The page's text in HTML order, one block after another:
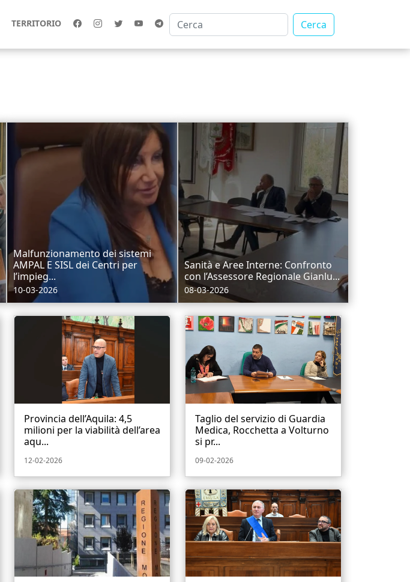
TERRITORIO Cerca
Malfunzionamento dei sistemi
AMPAL E SISL dei Centri per
l’impieg...
10-03-2026
Sanità e Aree Interne: Confronto
con l’Assessore Regionale Gianlu...
08-03-2026
Provincia dell’Aquila: 4,5
milioni per la viabilità dell’area
aqu...
12-02-2026
Taglio del servizio di Guardia
Medica, Rocchetta a Volturno
si pr...
09-02-2026